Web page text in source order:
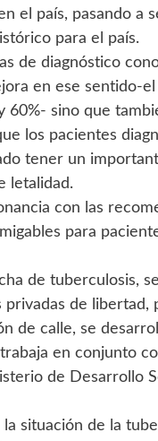
el país, pasando a
para el país.
de diagnóstico
en ese sentido-
sino que
los pacientes
tener un
letalidad.
con las
para
de tuberculosis,
de libertad,
de calle, se
en conjunto
de Desarrollo
situación de la